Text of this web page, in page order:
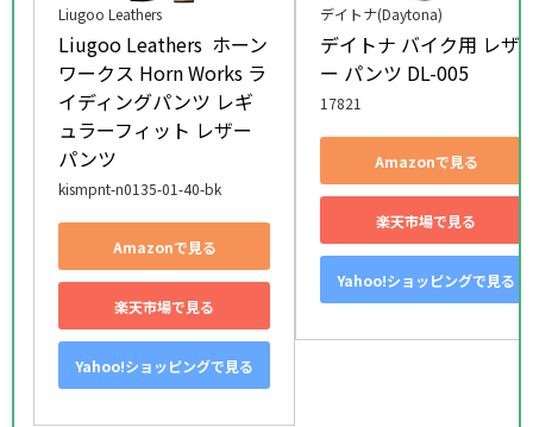
Liugoo Leathers
Liugoo Leathers  ホーン
ワークス Horn Works ラ
イディングパンツ レギ
ュラーフィット レザー
パンツ
kismpnt-n0135-01-40-bk
Amazonで見る
楽天市場で見る
Yahoo!ショッピングで見る
デイトナ(Daytona)
デイトナ バイク用 レザ
ー パンツ DL-005
17821
Amazonで見る
楽天市場で見る
Yahoo!ショッピングで見る